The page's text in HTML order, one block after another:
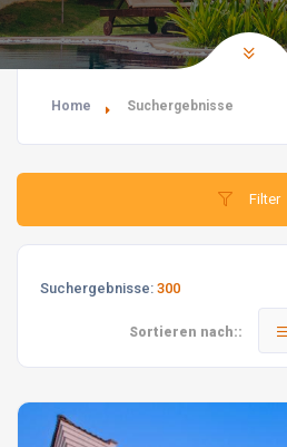
Home Suchergebnisse
Filter
Suchergebnisse: 300
Sortieren nach::